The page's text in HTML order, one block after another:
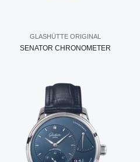
GLASHÜTTE ORIGINAL
SENATOR CHRONOMETER